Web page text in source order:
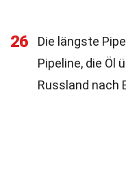
26
Die längste
Pipeline, die Öl
Russland nach